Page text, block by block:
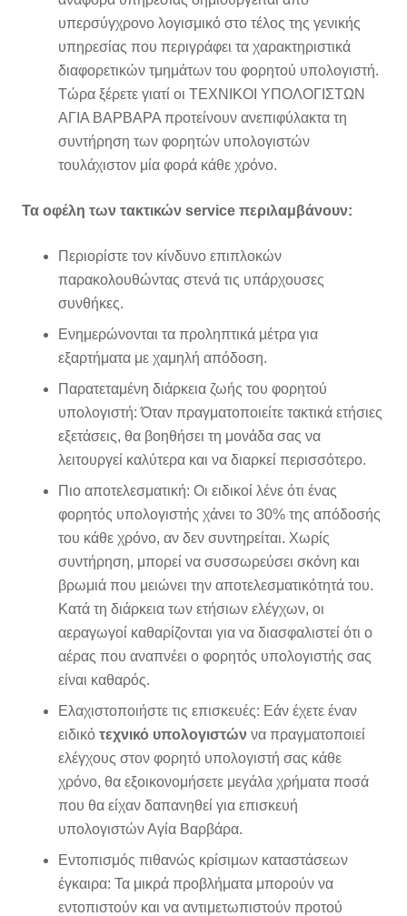
υπερσύγχρονο λογισμικό στο τέλος της γενικής
υπηρεσίας που περιγράφει τα χαρακτηριστικά
διαφορετικών τμημάτων του φορητού υπολογιστή.
Τώρα ξέρετε γιατί οι ΤΕΧΝΙΚΟΙ ΥΠΟΛΟΓΙΣΤΩΝ
ΑΓΙΑ ΒΑΡΒΑΡΑ προτείνουν ανεπιφύλακτα τη
συντήρηση των φορητών υπολογιστών
τουλάχιστον μία φορά κάθε χρόνο.
Τα οφέλη των τακτικών service περιλαμβάνουν:
Περιορίστε τον κίνδυνο επιπλοκών
παρακολουθώντας στενά τις υπάρχουσες
συνθήκες.
Ενημερώνονται τα προληπτικά μέτρα για
εξαρτήματα με χαμηλή απόδοση.
Παρατεταμένη διάρκεια ζωής του φορητού
υπολογιστή: Όταν πραγματοποιείτε τακτικά ετήσιες
εξετάσεις, θα βοηθήσει τη μονάδα σας να
λειτουργεί καλύτερα και να διαρκεί περισσότερο.
Πιο αποτελεσματική: Οι ειδικοί λένε ότι ένας
φορητός υπολογιστής χάνει το 30% της απόδοσής
του κάθε χρόνο, αν δεν συντηρείται. Χωρίς
συντήρηση, μπορεί να συσσωρεύσει σκόνη και
βρωμιά που μειώνει την αποτελεσματικότητά του.
Κατά τη διάρκεια των ετήσιων ελέγχων, οι
αεραγωγοί καθαρίζονται για να διασφαλιστεί ότι ο
αέρας που αναπνέει ο φορητός υπολογιστής σας
είναι καθαρός.
Ελαχιστοποιήστε τις επισκευές: Εάν έχετε έναν
ειδικό τεχνικό υπολογιστών να πραγματοποιεί
ελέγχους στον φορητό υπολογιστή σας κάθε
χρόνο, θα εξοικονομήσετε μεγάλα χρήματα ποσά
που θα είχαν δαπανηθεί για επισκευή
υπολογιστών Αγία Βαρβάρα.
Εντοπισμός πιθανώς κρίσιμων καταστάσεων
έγκαιρα: Τα μικρά προβλήματα μπορούν να
εντοπιστούν και να αντιμετωπιστούν προτού